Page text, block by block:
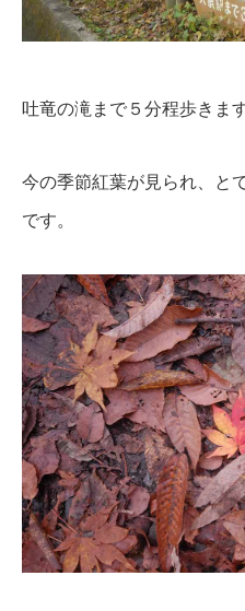
吐竜の滝まで５分程歩きます
今の季節紅葉が見られ、と
です。